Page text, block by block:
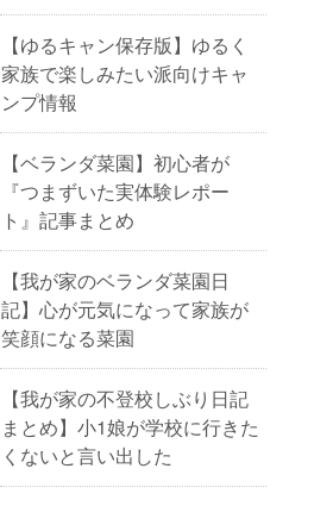
【ゆるキャン保存版】ゆるく
家族で楽しみたい派向けキャ
ンプ情報
【ベランダ菜園】初心者が
『つまずいた実体験レポー
ト』記事まとめ
【我が家のベランダ菜園日
記】心が元気になって家族が
笑顔になる菜園
【我が家の不登校しぶり日記
まとめ】小1娘が学校に行きた
くないと言い出した